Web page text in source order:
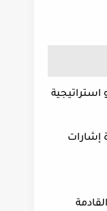
استراتيجية
إشارات